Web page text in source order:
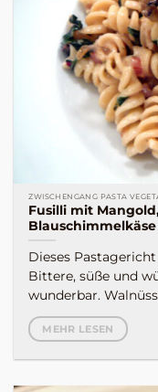
ZWISCHENGANG PASTA
Fusilli mit
Blauschimmelkäse
Dieses
Bittere, süße und
wunderbar.
MEHR LESEN